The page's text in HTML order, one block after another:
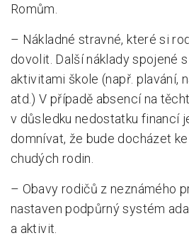
Romům.
– Nákladné stravné, které si
dovolit. Další náklady spojené
aktivitami škole (např. plavání,
atd.) V případě absencí na
v důsledku nedostatku financí
domnívat, že bude docházet
chudých rodin.
– Obavy rodičů z neznámého
nastaven podpůrný systém
a aktivit.